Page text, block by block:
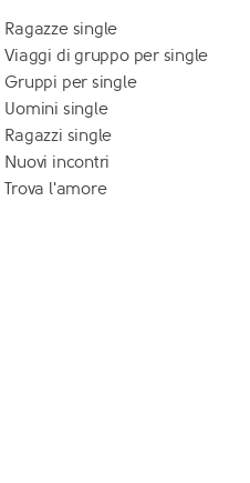
Ragazze single
Viaggi di gruppo per single
Gruppi per single
Uomini single
Ragazzi single
Nuovi incontri
Trova l'amore